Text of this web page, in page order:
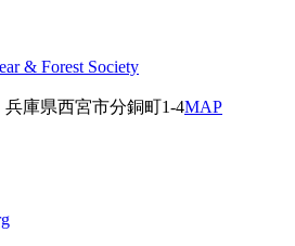
兵庫県西宮市分銅町1-4MAP